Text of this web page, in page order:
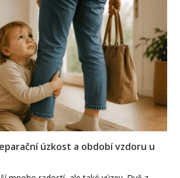
úzkost a období vzdoru u